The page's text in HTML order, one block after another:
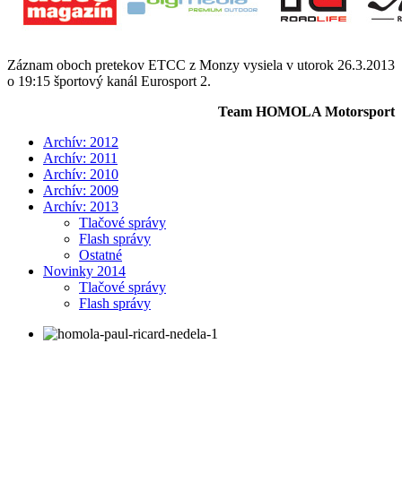
Záznam oboch pretekov ETCC z Monzy vysiela v utorok 26.3.2013
o 19:15 športový kanál Eurosport 2.
Team HOMOLA Motorsport
Archív: 2012
Archív: 2011
Archív: 2010
Archív: 2009
Archív: 2013
Tlačové správy
Flash správy
Ostatné
Novinky 2014
Tlačové správy
Flash správy